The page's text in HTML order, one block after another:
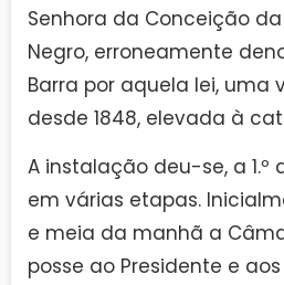
Senhora da Conceição da
Negro, erroneamente
Barra por aquela lei, uma
desde 1848, elevada à
A instalação deu-se, a 1.º
em várias etapas.
e meia da manhã a
posse ao Presidente e aos